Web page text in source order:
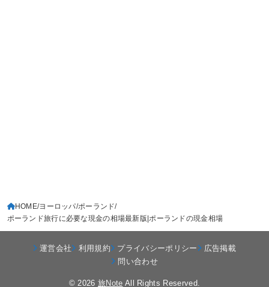
HOME ヨーロッパ ポーランド
ポーランド旅行に必要な現金の相場最新版|ポーランドの現金相場
運営会社 利用規約 プライバシーポリシー
広告掲載
問い合わせ
© 2026 旅Note All Rights Reserved.